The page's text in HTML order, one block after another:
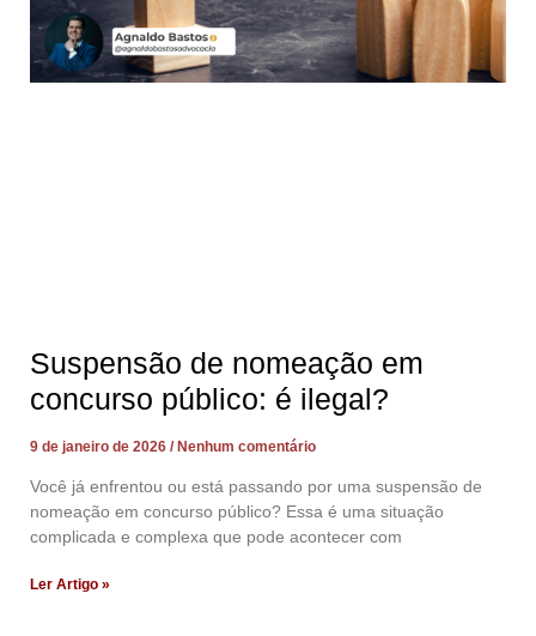
Suspensão de nomeação em
concurso público: é ilegal?
9 de janeiro de 2026 Nenhum comentário
Você já enfrentou ou está passando por uma suspensão de
nomeação em concurso público? Essa é uma situação
complicada e complexa que pode acontecer com
Ler Artigo »